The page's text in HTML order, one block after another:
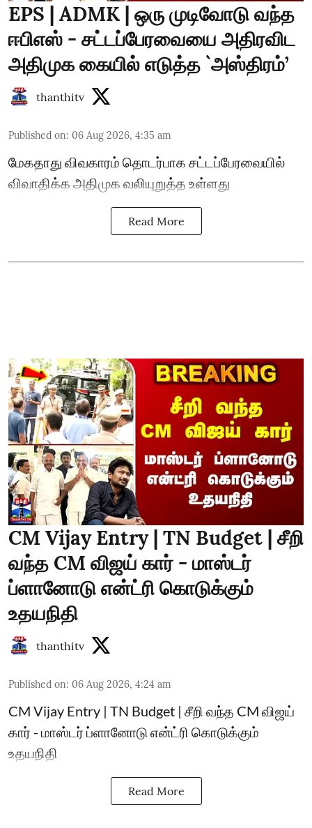
EPS | ADMK | ஒரு முடிவோடு வந்த
ஈபிஎஸ் - சட்டப்பேரவையை அதிரவிட
அதிமுக கையில் எடுத்த `அஸ்திரம்’
thanthitv
Published on: 06 Aug 2026, 4:35 am
மேகதாது விவகாரம் தொடர்பாக சட்டப்பேரவையில்
விவாதிக்க அதிமுக வலியுறுத்த உள்ளது
Read More
CM Vijay Entry | TN Budget | சீறி
வந்த CM விஜய் கார் - மாஸ்டர்
ப்ளானோடு என்ட்ரி கொடுக்கும்
உதயநிதி
thanthitv
Published on: 06 Aug 2026, 4:24 am
CM Vijay Entry | TN Budget | சீறி வந்த CM விஜய்
கார் - மாஸ்டர் ப்ளானோடு என்ட்ரி கொடுக்கும்
உதயநிதி
Read More